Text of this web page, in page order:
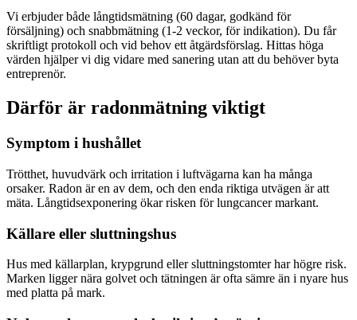
Vi erbjuder både långtidsmätning (60 dagar, godkänd för
försäljning) och snabbmätning (1-2 veckor, för indikation). Du får
skriftligt protokoll och vid behov ett åtgärdsförslag. Hittas höga
värden hjälper vi dig vidare med sanering utan att du behöver byta
entreprenör.
Därför är radonmätning viktigt
Symptom i hushållet
Trötthet, huvudvärk och irritation i luftvägarna kan ha många
orsaker. Radon är en av dem, och den enda riktiga utvägen är att
mäta. Långtidsexponering ökar risken för lungcancer markant.
Källare eller sluttningshus
Hus med källarplan, krypgrund eller sluttningstomter har högre risk.
Marken ligger nära golvet och tätningen är ofta sämre än i nyare hus
med platta på mark.